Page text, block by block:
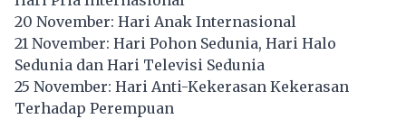
20 November: Hari Anak Internasional
21 November: Hari Pohon Sedunia, Hari Halo
Sedunia dan Hari Televisi Sedunia
25 November: Hari Anti-Kekerasan Kekerasan
Terhadap Perempuan